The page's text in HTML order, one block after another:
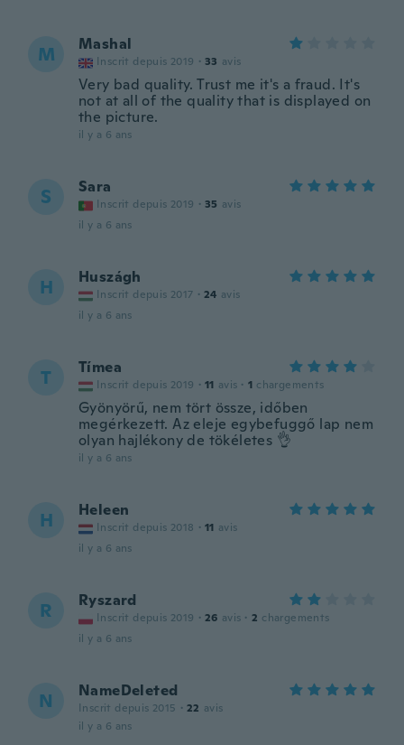
M Mashal
Inscrit depuis 2019 · 33 avis
Very bad quality. Trust me it's a fraud. It's
not at all of the quality that is displayed on
the picture.
il y a 6 ans
S Sara
Inscrit depuis 2019 · 35 avis
il y a 6 ans
H Huszágh
Inscrit depuis 2017 · 24 avis
il y a 6 ans
T Tímea
Inscrit depuis 2019 · 11 avis · 1 chargements
Gyönyörű, nem tört össze, időben
megérkezett. Az eleje egybefuggő lap nem
olyan hajlékony de tökéletes 👌
il y a 6 ans
H Heleen
Inscrit depuis 2018 · 11 avis
il y a 6 ans
R Ryszard
Inscrit depuis 2019 · 26 avis · 2 chargements
il y a 6 ans
N NameDeleted
Inscrit depuis 2015 · 22 avis
il y a 6 ans